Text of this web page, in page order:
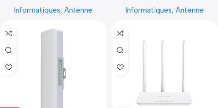
Informatiques, Antenne Informatiques, Antenne